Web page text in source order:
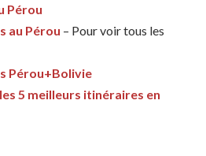
Pérou
au Pérou – Pour voir tous les
Pérou+Bolivie
5 meilleurs itinéraires en